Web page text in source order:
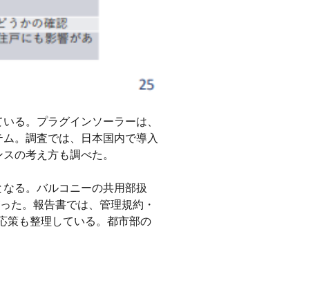
る。プラグインソーラーは、
。調査では、日本国内で導入
の考え方も調べた。
る。バルコニーの共用部扱
た。報告書では、管理規約・
策も整理している。都市部の